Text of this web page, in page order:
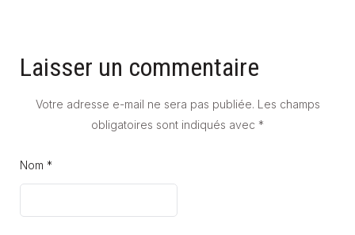
Laisser un commentaire
Votre adresse e-mail ne sera pas publiée. Les champs
obligatoires sont indiqués avec *
Nom *